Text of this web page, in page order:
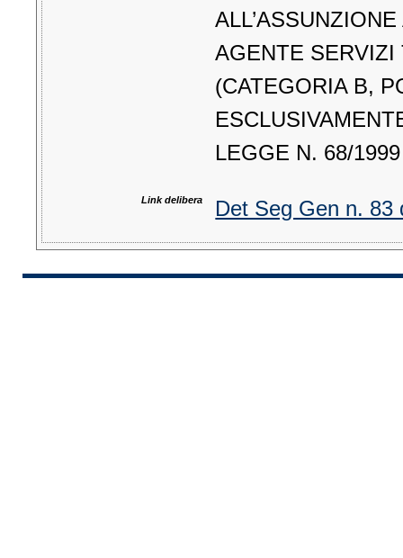
AGENTE
(CATEGORIA B,
LEGGE N. 68/
Link delibera Det Seg Gen n. 83